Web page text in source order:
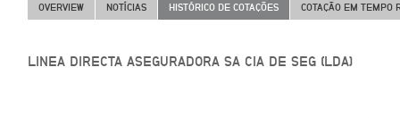
OVERVIEW NOTÍCIAS HISTÓRICO DE COTAÇÕES COTAÇÃO EM TEMPO
LINEA DIRECTA ASEGURADORA SA CIA DE SEG (LDA)